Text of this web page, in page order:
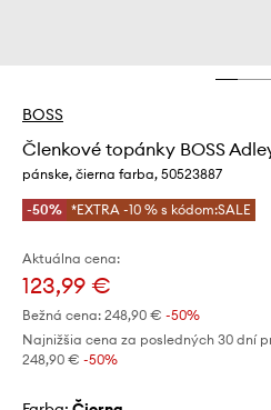
BOSS
Členkové topánky BOSS
pánske, čierna farba, 50523887
-50% *EXTRA -10 % s kódom:SALE
Aktuálna cena:
123,99 €
Bežná cena: 248,90 € -50%
Najnižšia cena za posledných 30 dní
248,90 € -50%